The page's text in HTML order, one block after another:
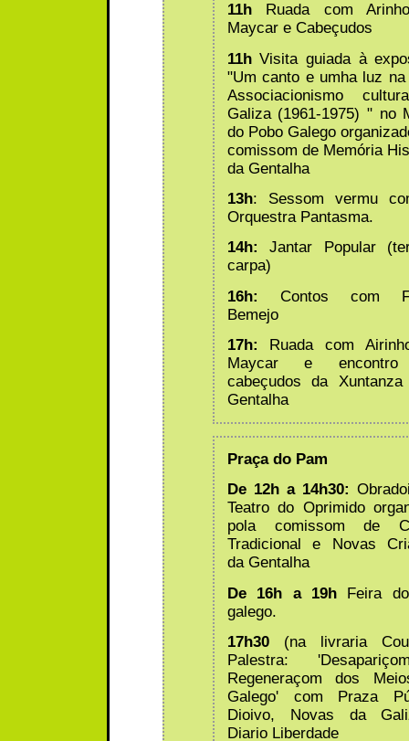
11hRuada com
Maycar e Cabeçudos
11hVisita guiada à
"Um canto e umha luz na
Associacionismo
Galiza (1961-1975) " no
do Pobo Galego
comissom de Memória
da Gentalha
13h: Sessom vermu
Orquestra Pantasma.
14h: Jantar Popular
carpa)
16h: Contos com
Bemejo
17h: Ruada com
Maycar e
cabeçudos da
Gentalha
Praça do Pam
De 12h a 14h30:
Teatro do Oprimido
pola comissom de
Tradicional e Novas
da Gentalha
De 16h a 19h Feira
galego.
17h30(na livraria
Palestra:
Regeneraçom dos
Galego' com Praza
Dioivo, Novas da
Diario Liberdade